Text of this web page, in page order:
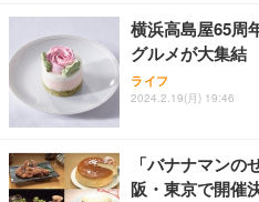
務用 おしゃれ パソ
ANDWINT オフィ
ッシュ 通気性 ラン
ス圧無段階昇降
【MiniLED/
HOOTER Gaming
グモニター QD
アイリスオーヤマ
ュラー 200枚入【
横浜高島屋65周
グルメが大集結
ライフ
2024.2.19(月) 19:46
「バナナマン
阪・東京で開催